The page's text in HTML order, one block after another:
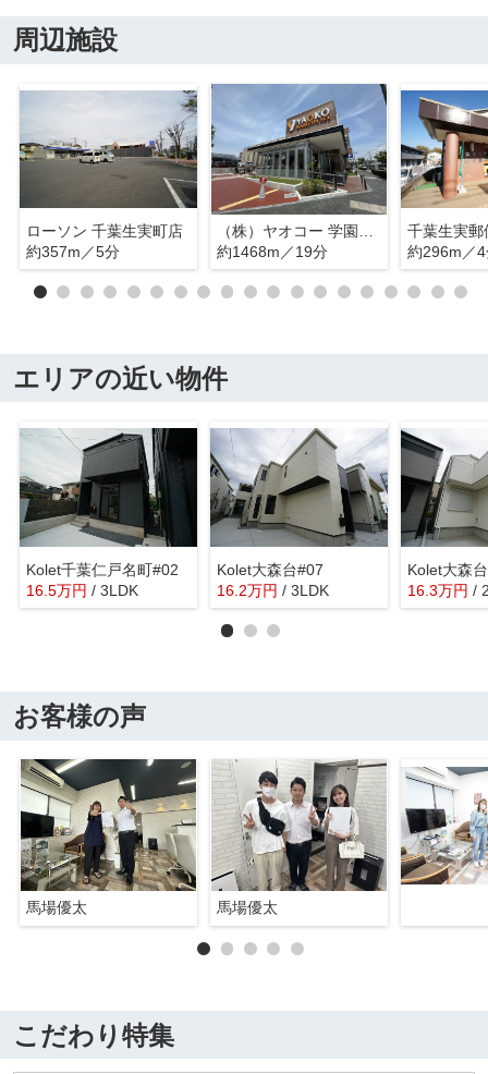
周辺施設
ローソン 千葉生実町店
約357m／5分
（株）ヤオコー 学園前店
約1468m／19分
千葉生実郵
約296m／
エリアの近い物件
Kolet千葉仁戸名町#02
16.5万円 / 3LDK
Kolet大森台#07
16.2万円 / 3LDK
Kolet大森
16.3万円 /
お客様の声
馬場優太 馬場優太
こだわり特集